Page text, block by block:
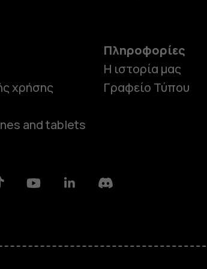
χρήσης
and tablets
Πληροφορίες
Η ιστορία μας
Γραφείο Τύπου
YoutubeLinkedinDiscord